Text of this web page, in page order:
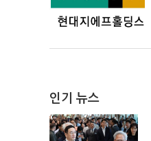
인기 뉴스